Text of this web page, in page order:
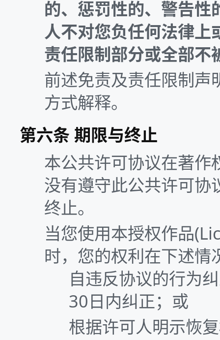
的、惩罚性的、警告
人不对您负任何法律上
责任限制部分或全部不
前述免责及责任限制声
方式解释。
第六条 期限与终止
本公共许可协议在著作
没有遵守此公共许可协
终止。
当您使用本授权作品
时，您的权利在下述情
自违反协议的行为
30日内纠正；或
根据许可人明示恢